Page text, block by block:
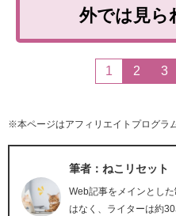
外では見ら
1 2 3
※本ページはアフィリエイトプログラ
筆者：ねこリセット
Web記事をメインとし
はなく、ライターは約